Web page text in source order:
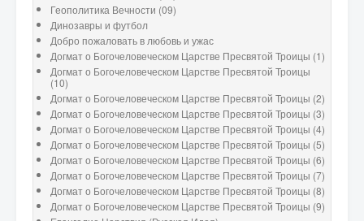
Геополитика Вечности (09)
Динозавры и футбол
Добро пожаловать в любовь и ужас
Догмат о Богочеловеческом Царстве Пресвятой Троицы (1)
Догмат о Богочеловеческом Царстве Пресвятой Троицы
(10)
Догмат о Богочеловеческом Царстве Пресвятой Троицы (2)
Догмат о Богочеловеческом Царстве Пресвятой Троицы (3)
Догмат о Богочеловеческом Царстве Пресвятой Троицы (4)
Догмат о Богочеловеческом Царстве Пресвятой Троицы (5)
Догмат о Богочеловеческом Царстве Пресвятой Троицы (6)
Догмат о Богочеловеческом Царстве Пресвятой Троицы (7)
Догмат о Богочеловеческом Царстве Пресвятой Троицы (8)
Догмат о Богочеловеческом Царстве Пресвятой Троицы (9)